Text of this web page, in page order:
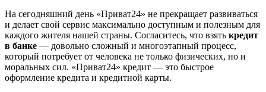
На сегодняшний день «Приват24» не прекращает развиваться
и делает свой сервис максимально доступным и полезным для
каждого жителя нашей страны. Согласитесь, что взять кредит
в банке — довольно сложный и многоэтапный процесс,
который потребует от человека не только физических, но и
моральных сил. «Приват24» кредит — это быстрое
оформление кредита и кредитной карты.